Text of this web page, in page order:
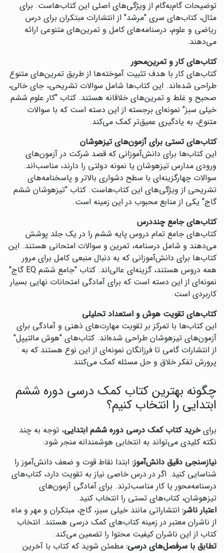
توضیحات گام‌به‌گام از ویژگی‌های اصلی این کتاب‌هاست. برای
مثال، کتاب‌های سری "مرشد" از انتشارات مبتکران برای درس
ریاضی و علوم، درسنامه‌های کامل و تمرین‌های متنوعی ارائه
می‌دهند.
کتاب‌های کار و تمرین‌محور
کتاب‌های کار با هدف تثبیت آموخته‌ها از طریق تمرین‌های متنوع
طراحی شده‌اند. این کتاب‌ها شامل سوالات تشریحی، جای خالی،
صحیح و غلط و تمرین‌های خلاقانه هستند. کتاب "کار علوم ششم
خیلی سبز" نمونه‌ای برجسته از این دسته است که با سوالات
متنوع، به یادگیری عمیق‌تر کمک می‌کند.
کتاب‌های تستی برای آزمون‌های تیزهوشان
این کتاب‌ها برای دانش‌آموزانی که قصد شرکت در آزمون‌های
ورودی مدارس تیزهوشان یا نمونه دولتی را دارند، مناسب‌اند.
سوالات چهارگزینه‌ای با سطح دشواری بالاتر و پاسخنامه‌های
تشریحی از ویژگی‌های این کتاب‌هاست. کتاب "تیزهوشان ششم
گاج" یکی از منابع محبوب در این زمینه است.
کتاب‌های جامع چنددرس
کتاب‌های جامع تمام دروس پایه ششم را در یک جلد پوشش
می‌دهند و شامل درسنامه، تمرین و سوالات امتحانی هستند. این
کتاب‌ها برای دانش‌آموزانی که به دنبال منبعی کامل برای مرور
همه دروس هستند، گزینه‌ای عالی‌اند. کتاب "جامع ششم EQ گاج"
نمونه‌ای از این دسته است که برای آمادگی امتحانات نهایی بسیار
کاربردی است.
کتاب‌های تقویت هوش و استعداد تحلیلی
این کتاب‌ها با تمرکز بر تقویت مهارت‌های ذهنی و آمادگی برای
آزمون‌های تیزهوشان طراحی شده‌اند. کتاب‌های "هوش مالتیپل"
از انتشارات گامی تا فرزانگان نمونه‌ای از این نوع هستند که به
پرورش تفکر خلاق و حل مسئله کمک می‌کنند.
چگونه بهترین کتاب کمک درسی دوره ششم
ابتدایی را انتخاب کنیم؟
برایخرید کتاب کمک درسی دوره ششم ابتدایی، توجه به چند
نکته کلیدی می‌تواند به انتخابی هوشمندانه منجر شود:
نیازسنجی دقیق دانش‌آموز: ابتدا نقاط قوت و ضعف دانش‌آموز را
شناسایی کنید. اگر در درس خاصی نیاز به تقویت دارد، کتاب‌های
درسنامه‌محور یا کار مناسب‌ترند. برای آمادگی آزمون‌های
تیزهوشان، کتاب‌های تستی را انتخاب کنید.
اعتبار ناشر: انتشاراتی مانند خیلی سبز، گاج، مبتکران و مهر و ماه
از ناشران معتبر در زمینه کتاب‌های کمک درسی هستند. انتخاب
کتاب از این ناشران کیفیت محتوا را تضمین می‌کند.
تطابق با سرفصل‌های درسی: مطمئن شوید که کتاب با آخرین